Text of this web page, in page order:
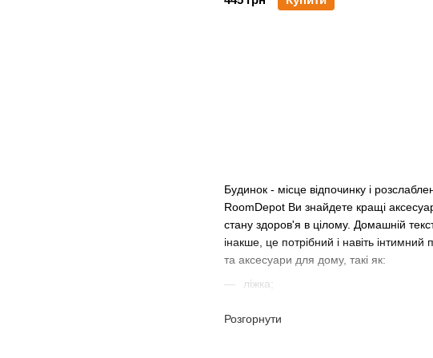
Будинок - місце відпочинку і
RoomDepot Ви знайдете кращі
стану здоров'я в цілому. Домашній
інакше, це потрібний і навіть
та аксесуари для дому, такі як:
ліжка;
Розгорнути